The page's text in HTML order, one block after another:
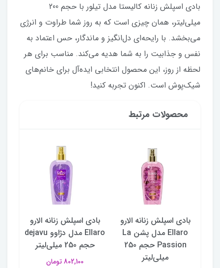
بادی اسپلش زنانه کالیستا مدل تیلور با حجم 200
میلی‌لیتر، همان چیزی است که به روز شما طراوت و انرژی
می‌بخشد. با رایحه‌ای دل‌انگیز و ماندگار، حس اعتماد به
نفس و جذابیت را به شما هدیه می‌کند. مناسب برای هر
لحظه از روز، این محصول انتخابی ایده‌آل برای خانم‌های
شیک‌پوش است. اکنون تجربه کنید!
محصولات مرتبط
بادی اسپلش زنانه الارو
Ellaro مدل پشن La
Passion حجم 250
میلی‌لیتر
بادی اسپلش زنانه الارو
Ellaro مدل دژاوو dejavu
حجم 250 میلی‌لیتر
802,100 تومان